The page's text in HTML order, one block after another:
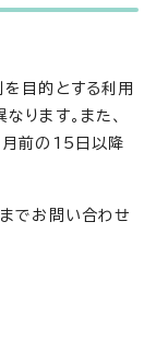
目的とする利用
ります。また、
月前の15日以降
でお問い合わせ